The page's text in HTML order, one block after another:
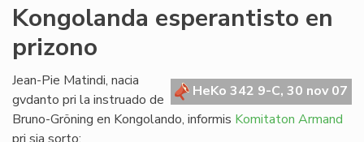
Kongolanda esperantisto en
prizono
HeKo 342 9-C, 30 nov 07
Jean-Pie Matindi, nacia
gvdanto pri la instruado de
Bruno-Gröning en Kongolando, informis Komitaton Armand